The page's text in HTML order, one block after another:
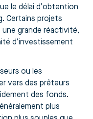
le délai d’obtention
Certains projets
grande réactivité,
d’investissement
ou les
vers des prêteurs
des fonds.
plus